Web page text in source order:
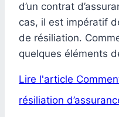
d’un contrat
cas, il est impératif
de résiliation.
quelques éléments
Lire l'article
résiliation